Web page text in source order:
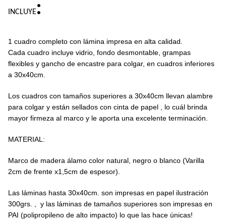
INCLUYE:
1 cuadro completo con lámina impresa en alta calidad.
Cada cuadro incluye vidrio, fondo desmontable, grampas
flexibles y gancho de encastre para colgar, en cuadros inferiores
a 30x40cm.
Los cuadros con tamaños superiores a 30x40cm llevan alambre
para colgar y están sellados con cinta de papel , lo cuál brinda
mayor firmeza al marco y le aporta una excelente terminación.
MATERIAL:
Marco de madera álamo color natural, negro o blanco (Varilla
2cm de frente x1,5cm de espesor).
Las láminas hasta 30x40cm. son impresas en papel ilustración
300grs. , y las láminas de tamaños superiores son impresas en
PAI (polipropileno de alto impacto) lo que las hace únicas!